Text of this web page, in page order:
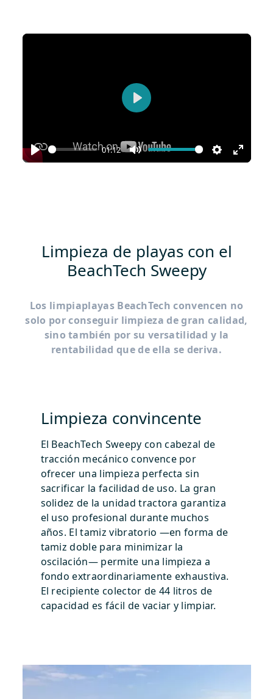
Play
01:12
Mute Settings
Enter
Play
Limpieza de playas con el
BeachTech Sweepy
Los limpiaplayas BeachTech convencen no
solo por conseguir limpieza de gran calidad,
sino también por su versatilidad y la
rentabilidad que de ella se deriva.
Limpieza convincente
El BeachTech Sweepy con cabezal de
tracción mecánico convence por
ofrecer una limpieza perfecta sin
sacrificar la facilidad de uso. La gran
solidez de la unidad tractora garantiza
el uso profesional durante muchos
años. El tamiz vibratorio —en forma de
tamiz doble para minimizar la
oscilación— permite una limpieza a
fondo extraordinariamente exhaustiva.
El recipiente colector de 44 litros de
capacidad es fácil de vaciar y limpiar.